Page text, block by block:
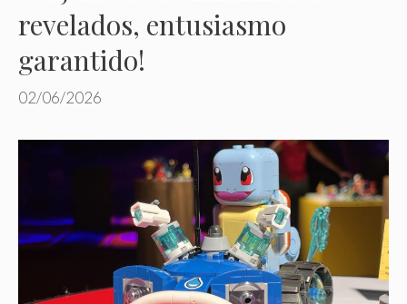
revelados, entusiasmo
garantido!
02/06/2026